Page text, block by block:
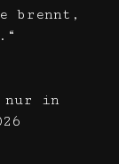
brennt,
nur in